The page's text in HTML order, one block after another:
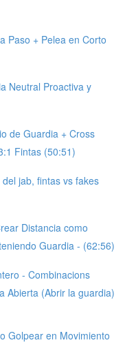
Paso + Pelea en Corto
Neutral Proactiva y
de Guardia + Cross
Fintas (50:51)
jab, fintas vs fakes
Distancia como
Guardia - (62:56)
- Combinacions
Abierta (Abrir la guardia)
Golpear en Movimiento